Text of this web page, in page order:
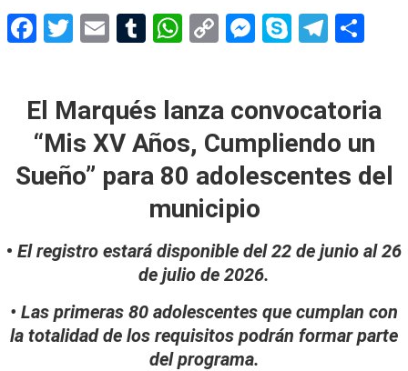
Facebook
Twitter
EmailTumblr
WhatsApp
CopyMessenger
Skype
El Marqués lanza convocatoria
“Mis XV Años, Cumpliendo un
Sueño” para 80 adolescentes del
municipio
• El registro estará disponible del 22 de junio al 26
de julio de 2026.
• Las primeras 80 adolescentes que cumplan con
la totalidad de los requisitos podrán formar parte
del programa.